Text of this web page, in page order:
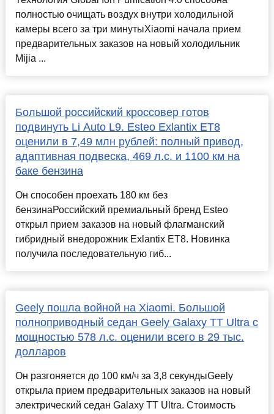
полностью очищать воздух внутри холодильной
камеры всего за три минутыXiaomi начала прием
предварительных заказов на новый холодильник
Mijia ...
Большой российский кроссовер готов
подвинуть Li Auto L9. Esteo Exlantix ET8
оценили в 7,49 млн рублей: полный привод,
адаптивная подвеска, 469 л.с. и 1100 км на
баке бензина
Он способен проехать 180 км без
бензинаРоссийский премиальный бренд Esteo
открыл прием заказов на новый флагманский
гибридный внедорожник Exlantix ET8. Новинка
получила последовательную гиб...
Geely пошла войной на Xiaomi. Большой
полноприводный седан Geely Galaxy TT Ultra с
мощностью 578 л.с. оценили всего в 29 тыс.
долларов
Он разгоняется до 100 км/ч за 3,8 секундыGeely
открыла прием предварительных заказов на новый
электрический седан Galaxy TT Ultra. Стоимость